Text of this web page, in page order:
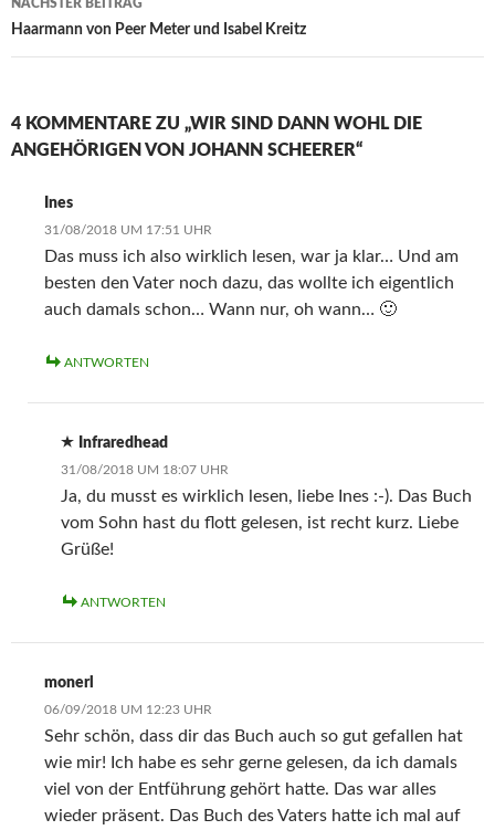
NÄCHSTER BEITRAG
Haarmann von Peer Meter und Isabel Kreitz
4 KOMMENTARE ZU „WIR SIND DANN WOHL DIE
ANGEHÖRIGEN VON JOHANN SCHEERER“
Ines
31/08/2018 UM 17:51 UHR
Das muss ich also wirklich lesen, war ja klar… Und am
besten den Vater noch dazu, das wollte ich eigentlich
auch damals schon… Wann nur, oh wann… 🙂
ANTWORTEN
Infraredhead
31/08/2018 UM 18:07 UHR
Ja, du musst es wirklich lesen, liebe Ines :-). Das Buch
vom Sohn hast du flott gelesen, ist recht kurz. Liebe
Grüße!
ANTWORTEN
monerl
06/09/2018 UM 12:23 UHR
Sehr schön, dass dir das Buch auch so gut gefallen hat
wie mir! Ich habe es sehr gerne gelesen, da ich damals
viel von der Entführung gehört hatte. Das war alles
wieder präsent. Das Buch des Vaters hatte ich mal auf